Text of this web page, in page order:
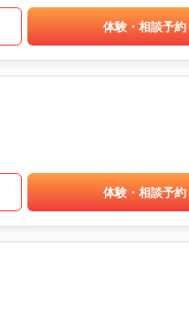
体験・相談予約
体験・相談予約